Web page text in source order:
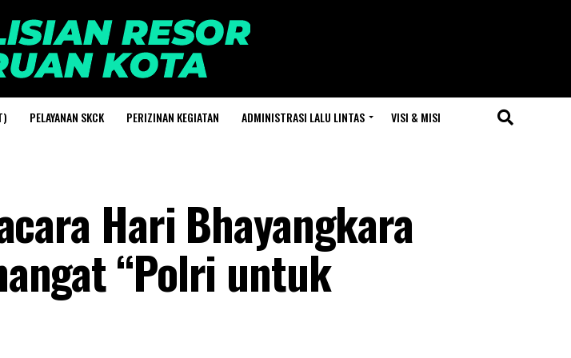
PELAYANAN SKCK PERIZINAN KEGIATAN ADMINISTRASI LALU LINTAS VISI & MISI
Hari Bhayangkara
“Polri untuk